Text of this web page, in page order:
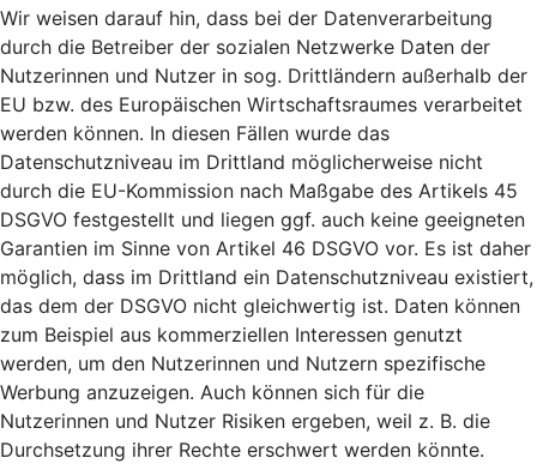
Wir weisen darauf hin, dass bei der Datenverarbeitung
durch die Betreiber der sozialen Netzwerke Daten der
Nutzerinnen und Nutzer in sog. Drittländern außerhalb der
EU bzw. des Europäischen Wirtschaftsraumes verarbeitet
werden können. In diesen Fällen wurde das
Datenschutzniveau im Drittland möglicherweise nicht
durch die EU-Kommission nach Maßgabe des Artikels 45
DSGVO festgestellt und liegen ggf. auch keine geeigneten
Garantien im Sinne von Artikel 46 DSGVO vor. Es ist daher
möglich, dass im Drittland ein Datenschutzniveau existiert,
das dem der DSGVO nicht gleichwertig ist. Daten können
zum Beispiel aus kommerziellen Interessen genutzt
werden, um den Nutzerinnen und Nutzern spezifische
Werbung anzuzeigen. Auch können sich für die
Nutzerinnen und Nutzer Risiken ergeben, weil z. B. die
Durchsetzung ihrer Rechte erschwert werden könnte.